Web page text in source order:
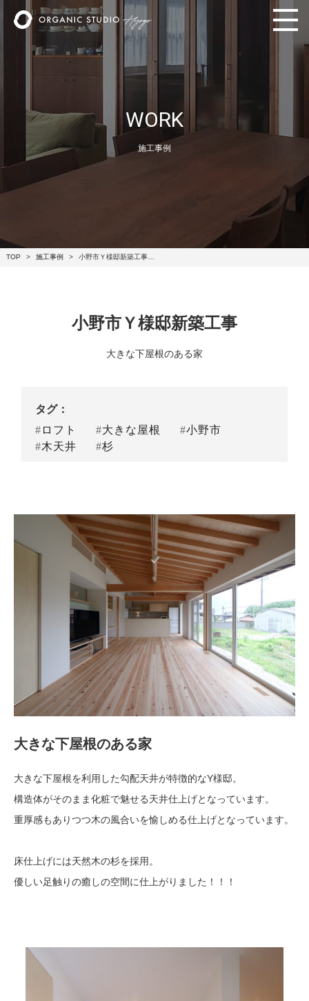
WORK
施工事例
TOP 施工事例 小野市Ｙ様邸新築工事…
小野市Ｙ様邸新築工事
大きな下屋根のある家
タグ：
ロフト
大きな屋根
小野市
木天井
杉
大きな下屋根のある家
大きな下屋根を利用した勾配天井が特徴的なY様邸。
構造体がそのまま化粧で魅せる天井仕上げとなっています。
重厚感もありつつ木の風合いを愉しめる仕上げとなっています。
床仕上げには天然木の杉を採用。
優しい足触りの癒しの空間に仕上がりました！！！